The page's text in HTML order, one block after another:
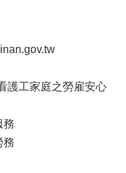
護工家庭之勞雇安心
務
務